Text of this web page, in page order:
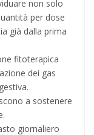
non solo
per dose
già dalla prima
fitoterapica
dei gas
a sostenere
giornaliero